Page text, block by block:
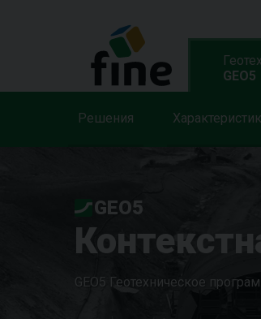
GEO5
Решения
GEO5
GEO5 Геотехническое